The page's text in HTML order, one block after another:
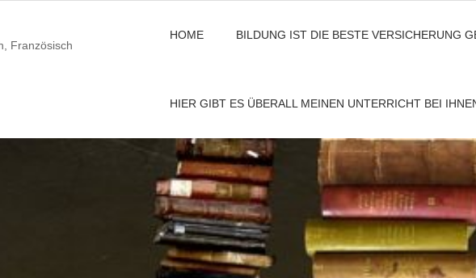
Französisch
HOME BILDUNG IST DIE BESTE VERSICHERUNG
HIER GIBT ES ÜBERALL MEINEN UNTERRICHT BEI